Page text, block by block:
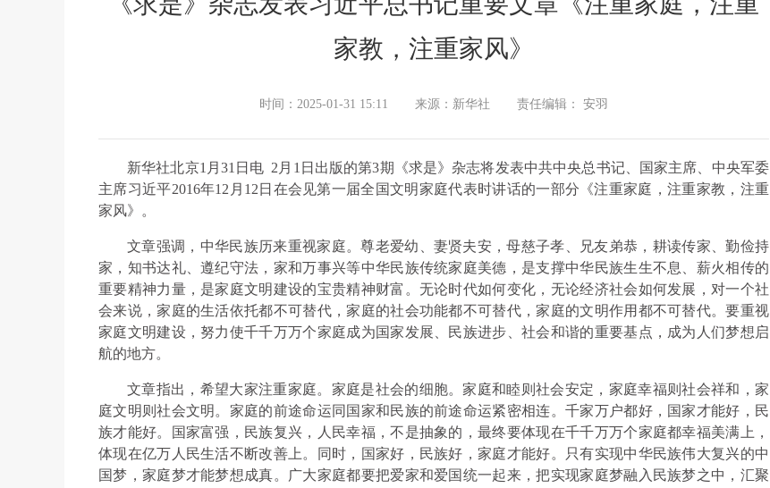
家教，注重家风》
时间：2025-01-31 15:11 来源：新华社 责任编辑： 安羽
新华社北京1月31日电 2月1日出版的第3期《求是》杂志将发表中共中央总书记、国家主席、中央军委
主席习近平2016年12月12日在会见第一届全国文明家庭代表时讲话的一部分《注重家庭，注重家教，注重
家风》。
文章强调，中华民族历来重视家庭。尊老爱幼、妻贤夫安，母慈子孝、兄友弟恭，耕读传家、勤俭持
家，知书达礼、遵纪守法，家和万事兴等中华民族传统家庭美德，是支撑中华民族生生不息、薪火相传的
重要精神力量，是家庭文明建设的宝贵精神财富。无论时代如何变化，无论经济社会如何发展，对一个社
会来说，家庭的生活依托都不可替代，家庭的社会功能都不可替代，家庭的文明作用都不可替代。要重视
家庭文明建设，努力使千千万万个家庭成为国家发展、民族进步、社会和谐的重要基点，成为人们梦想启
航的地方。
文章指出，希望大家注重家庭。家庭是社会的细胞。家庭和睦则社会安定，家庭幸福则社会祥和，家
庭文明则社会文明。家庭的前途命运同国家和民族的前途命运紧密相连。千家万户都好，国家才能好，民
族才能好。国家富强，民族复兴，人民幸福，不是抽象的，最终要体现在千千万万个家庭都幸福美满上，
体现在亿万人民生活不断改善上。同时，国家好，民族好，家庭才能好。只有实现中华民族伟大复兴的中
国梦，家庭梦才能梦想成真。广大家庭都要把爱家和爱国统一起来，把实现家庭梦融入民族梦之中，汇聚